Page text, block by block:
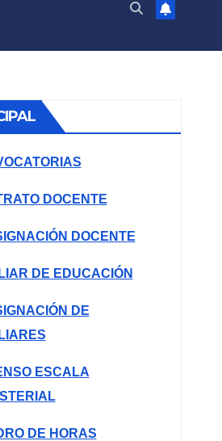
DOCENTE
DOCENTE
DE EDUCACIÓN
DE
ESCALA
DE HORAS